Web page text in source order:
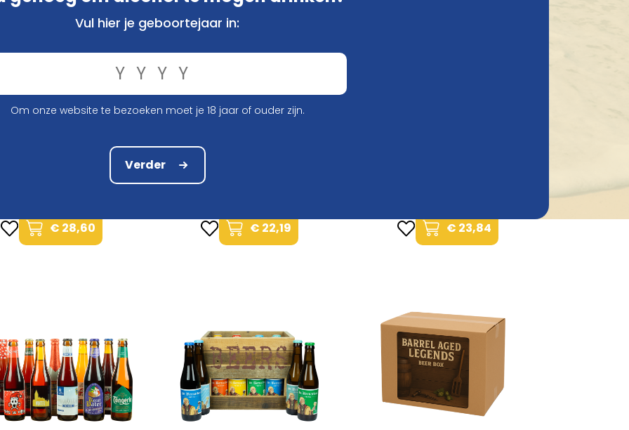
€ 28,60
€ 22,19
€ 23,84
Vul hier je geboortejaar in:
Om onze website te bezoeken moet je 18 jaar of ouder zijn.
Verder